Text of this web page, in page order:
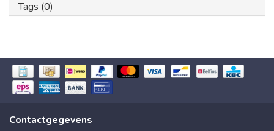
Tags (0)
Contactgegevens